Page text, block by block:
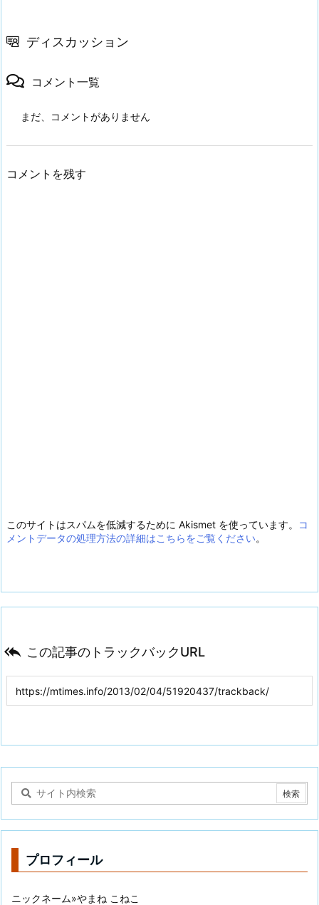
ディスカッション
コメント一覧
まだ、コメントがありません
コメントを残す
このサイトはスパムを低減するために Akismet を使っています。
コ
メントデータの処理方法の詳細はこちらをご覧ください。
 この記事のトラックバックURL
プロフィール
ニックネーム»やまね こねこ